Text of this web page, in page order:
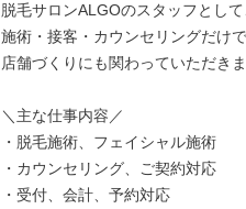
脱毛サロンALGOのスタッフとして
施術・接客・カウンセリングだけで
店舗づくりにも関わっていただきま
＼主な仕事内容／
・脱毛施術、フェイシャル施術
・カウンセリング、ご契約対応
・受付、会計、予約対応